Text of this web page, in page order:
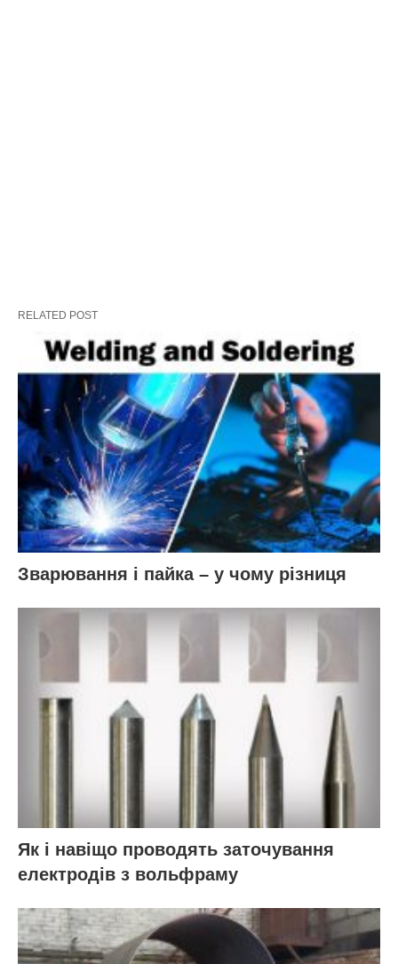
RELATED POST
Зварювання і пайка – у чому різниця
Як і навіщо проводять заточування
електродів з вольфраму